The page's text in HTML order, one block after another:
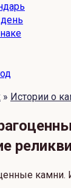
» Истории о